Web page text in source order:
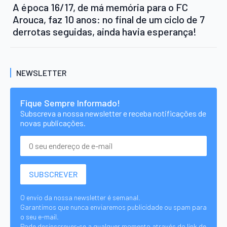
A época 16/17, de má memória para o FC
Arouca, faz 10 anos: no final de um ciclo de 7
derrotas seguidas, ainda havia esperança!
NEWSLETTER
Fique Sempre Informado!
Subscreva a nossa newsletter e receba notificações de
novas publicações.
O envio da nossa newsletter é semanal.
Garantimos que nunca enviaremos publicidade ou spam para
o seu e-mail.